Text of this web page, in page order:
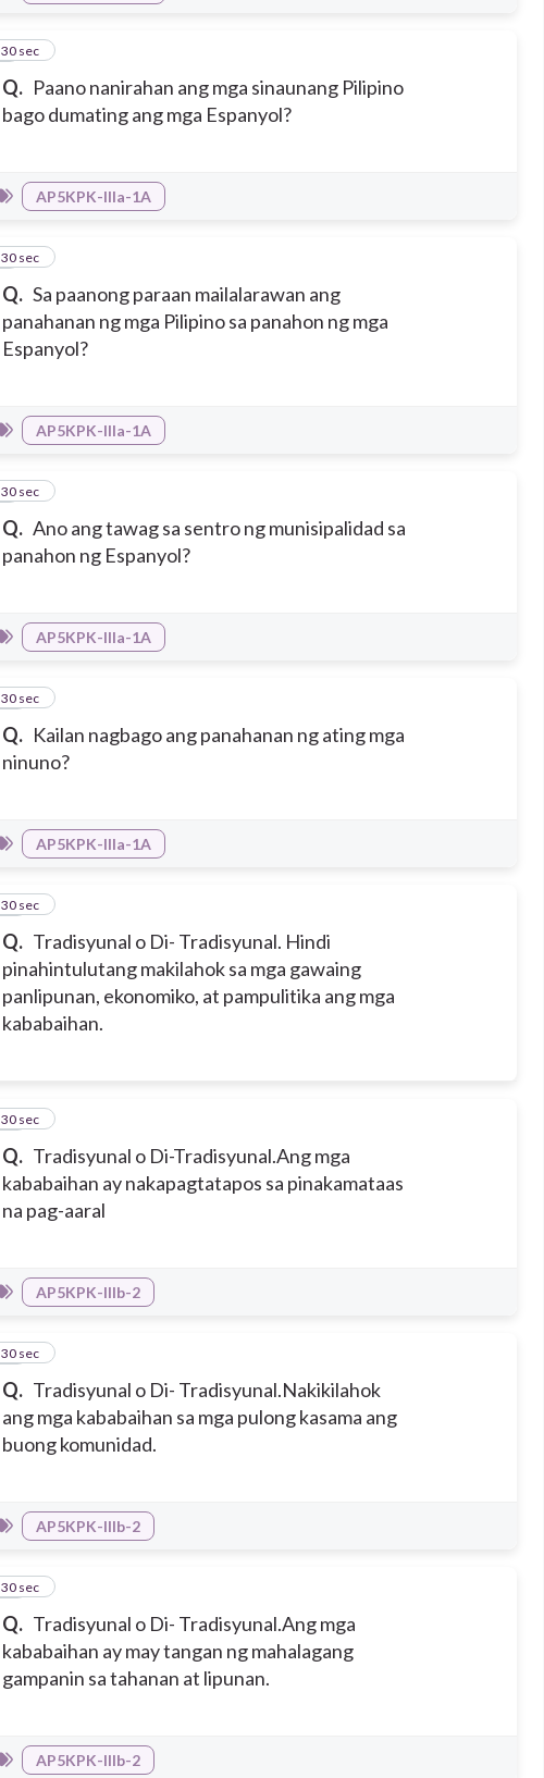
Q. Paano nanirahan ang mga sinaunang Pilipino
bago dumating ang mga Espanyol?
7
30 sec
AP5KPK-IIIa-1A
Q. Sa paanong paraan mailalarawan ang
panahanan ng mga Pilipino sa panahon ng mga
Espanyol?
8
30 sec
AP5KPK-IIIa-1A
Q. Ano ang tawag sa sentro ng munisipalidad sa
panahon ng Espanyol?
9
30 sec
AP5KPK-IIIa-1A
Q. Kailan nagbago ang panahanan ng ating mga
ninuno?
10
30 sec
AP5KPK-IIIa-1A
Q. Tradisyunal o Di- Tradisyunal. Hindi
pinahintulutang makilahok sa mga gawaing
panlipunan, ekonomiko, at pampulitika ang mga
kababaihan.
11
30 sec
Q. Tradisyunal o Di-Tradisyunal.Ang mga
kababaihan ay nakapagtatapos sa pinakamataas
na pag-aaral
12
30 sec
AP5KPK-IIIb-2
Q. Tradisyunal o Di- Tradisyunal.Nakikilahok
ang mga kababaihan sa mga pulong kasama ang
buong komunidad.
13
30 sec
AP5KPK-IIIb-2
Q. Tradisyunal o Di- Tradisyunal.Ang mga
kababaihan ay may tangan ng mahalagang
gampanin sa tahanan at lipunan.
14
30 sec
AP5KPK-IIIb-2